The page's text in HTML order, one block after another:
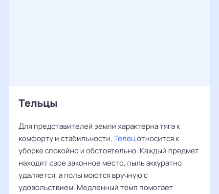
Тельцы
Для представителей земли характерна тяга к
комфорту и стабильности.Телецотносится к
уборке спокойно и обстоятельно. Каждый предмет
находит свое законное место, пыль аккуратно
удаляется, а полы моются вручную с
удовольствием. Медленный темп помогает